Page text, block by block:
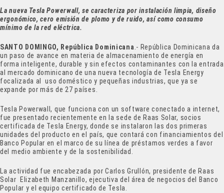
La nueva Tesla Powerwall, se caracteriza por instalación limpia, diseño
ergonómico, cero emisión de plomo y de ruido, así como consumo
mínimo de la red eléctrica.
SANTO DOMINGO, República Dominicana.- República Dominicana da
un paso de avance en materia de almacenamiento de energía en
forma inteligente, durable y sin efectos contaminantes con la entrada
al mercado dominicano de una nueva tecnología de Tesla Energy
focalizada al uso doméstico y pequeñas industrias, que ya se
expande por más de 27 países.
Tesla Powerwall, que funciona con un software conectado a internet,
fue presentado recientemente en la sede de Raas Solar, socios
certificada de Tesla Energy, donde se instalaron las dos primeras
unidades del producto en el país, que contará con financiamientos del
Banco Popular en el marco de su línea de préstamos verdes a favor
del medio ambiente y de la sostenibilidad.
La actividad fue encabezada por Carlos Grullón, presidente de Raas
Solar Elizabeth Manzanillo, ejecutiva del área de negocios del Banco
Popular y el equipo certificado de Tesla.